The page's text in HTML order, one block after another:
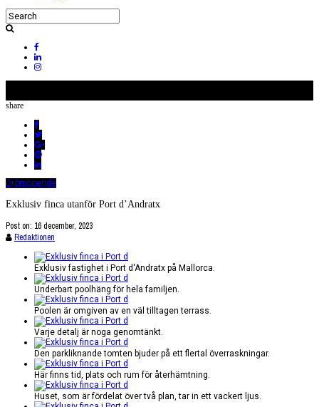
share
Drömboende
Exklusiv finca utanför Port d’Andratx
Post on: 16 december, 2023
Redaktionen
Exklusiv fastighet i Port d'Andratx på Mallorca.
Underbart poolhäng för hela familjen.
Poolen är omgiven av en väl tilltagen terrass.
Varje detalj är noga genomtänkt.
Den parkliknande tomten bjuder på ett flertal överraskningar.
Här finns tid, plats och rum för återhämtning.
Huset, som är fördelat över två plan, tar in ett vackert ljus.